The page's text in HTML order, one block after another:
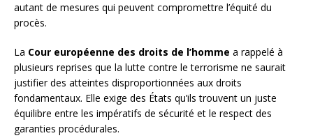
autant de mesures qui peuvent compromettre l’équité du
procès.
La Cour européenne des droits de l’homme a rappelé à
plusieurs reprises que la lutte contre le terrorisme ne saurait
justifier des atteintes disproportionnées aux droits
fondamentaux. Elle exige des États qu’ils trouvent un juste
équilibre entre les impératifs de sécurité et le respect des
garanties procédurales.